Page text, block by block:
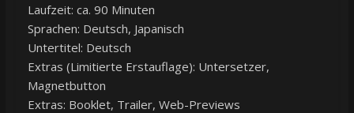
Laufzeit: ca. 90 Minuten
Sprachen: Deutsch, Japanisch
Untertitel: Deutsch
Extras (Limitierte Erstauflage): Untersetzer,
Magnetbutton
Extras: Booklet, Trailer, Web-Previews